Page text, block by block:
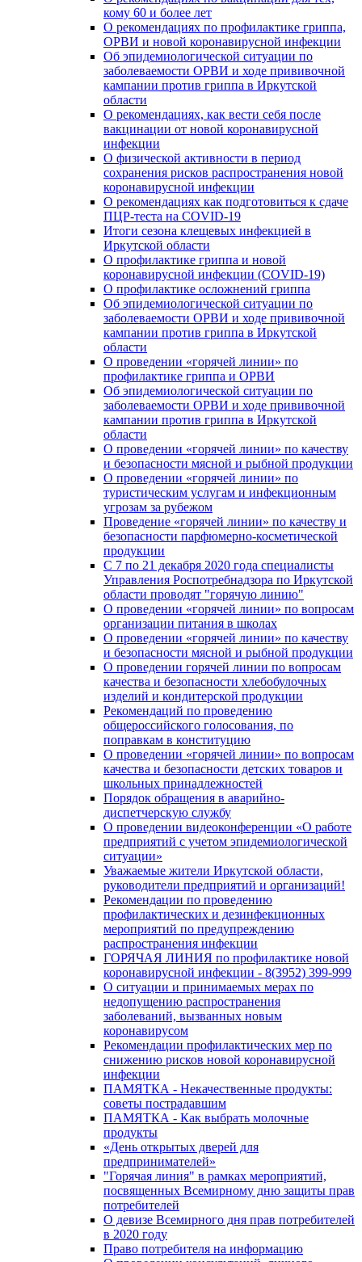
кому 60 и более лет
О рекомендациях по профилактике гриппа,
ОРВИ и новой коронавирусной инфекции
Об эпидемиологической ситуации по
заболеваемости ОРВИ и ходе прививочной
кампании против гриппа в Иркутской
области
О рекомендациях, как вести себя после
вакцинации от новой коронавирусной
инфекции
О физической активности в период
сохранения рисков распространения новой
коронавирусной инфекции
О рекомендациях как подготовиться к сдаче
ПЦР-теста на COVID-19
Итоги сезона клещевых инфекцией в
Иркутской области
О профилактике гриппа и новой
коронавирусной инфекции (COVID-19)
О профилактике осложнений гриппа
Об эпидемиологической ситуации по
заболеваемости ОРВИ и ходе прививочной
кампании против гриппа в Иркутской
области
О проведении «горячей линии» по
профилактике гриппа и ОРВИ
Об эпидемиологической ситуации по
заболеваемости ОРВИ и ходе прививочной
кампании против гриппа в Иркутской
области
О проведении «горячей линии» по качеству
и безопасности мясной и рыбной продукции
О проведении «горячей линии» по
туристическим услугам и инфекционным
угрозам за рубежом
Проведение «горячей линии» по качеству и
безопасности парфюмерно-косметической
продукции
С 7 по 21 декабря 2020 года специалисты
Управления Роспотребнадзора по Иркутской
области проводят "горячую линию"
О проведении «горячей линии» по вопросам
организации питания в школах
О проведении «горячей линии» по качеству
и безопасности мясной и рыбной продукции
О проведении горячей линии по вопросам
качества и безопасности хлебобулочных
изделий и кондитерской продукции
Рекомендаций по проведению
общероссийского голосования, по
поправкам в конституцию
О проведении «горячей линии» по вопросам
качества и безопасности детских товаров и
школьных принадлежностей
Порядок обращения в аварийно-
диспетчерскую службу
О проведении видеоконференции «О работе
предприятий с учетом эпидемиологической
ситуации»
Уважаемые жители Иркутской области,
руководители предприятий и организаций!
Рекомендации по проведению
профилактических и дезинфекционных
мероприятий по предупреждению
распространения инфекции
ГОРЯЧАЯ ЛИНИЯ по профилактике новой
коронавирусной инфекции - 8(3952) 399-999
О ситуации и принимаемых мерах по
недопущению распространения
заболеваний, вызванных новым
коронавирусом
Рекомендации профилактических мер по
снижению рисков новой коронавирусной
инфекции
ПАМЯТКА - Некачественные продукты:
советы пострадавшим
ПАМЯТКА - Как выбрать молочные
продукты
«День открытых дверей для
предпринимателей»
"Горячая линия" в рамках мероприятий,
посвященных Всемирному дню защиты прав
потребителей
О девизе Всемирного дня прав потребителей
в 2020 году
Право потребителя на информацию